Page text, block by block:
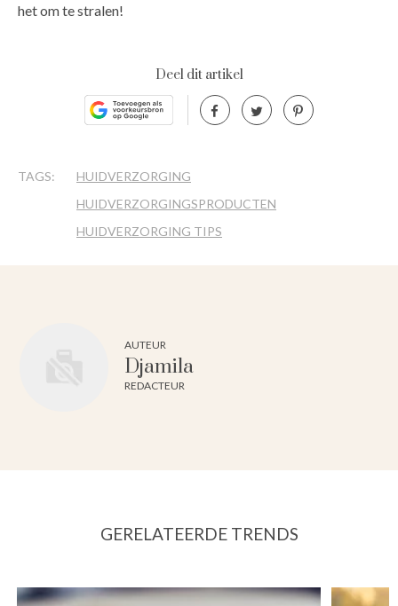
het om te stralen!
Deel dit artikel
TAGS:
HUIDVERZORGING
HUIDVERZORGINGSPRODUCTEN
HUIDVERZORGING TIPS
AUTEUR
Djamila
REDACTEUR
GERELATEERDE TRENDS